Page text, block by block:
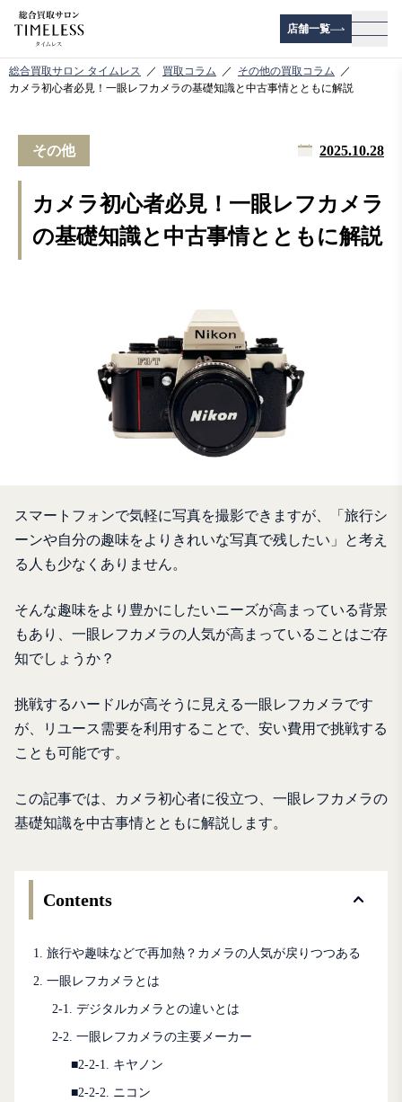
店舗一覧
メニ
総合買取サロン タイムレス 買取コラム
その他の買取コラム
カメラ初心者必見！一眼レフカメラの基礎知識と中古事情とともに解説
その他 2025.10.28
カメラ初心者必見！一眼レフカメラ
の基礎知識と中古事情とともに解説
スマートフォンで気軽に写真を撮影できますが、「旅行シ
ーンや自分の趣味をよりきれいな写真で残したい」と考え
る人も少なくありません。
そんな趣味をより豊かにしたいニーズが高まっている背景
もあり、一眼レフカメラの人気が高まっていることはご存
知でしょうか？
挑戦するハードルが高そうに見える一眼レフカメラです
が、リユース需要を利用することで、安い費用で挑戦する
ことも可能です。
この記事では、カメラ初心者に役立つ、一眼レフカメラの
基礎知識を中古事情とともに解説します。
Contents
1. 旅行や趣味などで再加熱？カメラの人気が戻りつつある
2. 一眼レフカメラとは
2-1. デジタルカメラとの違いとは
2-2. 一眼レフカメラの主要メーカー
■2-2-1. キヤノン
■2-2-2. ニコン